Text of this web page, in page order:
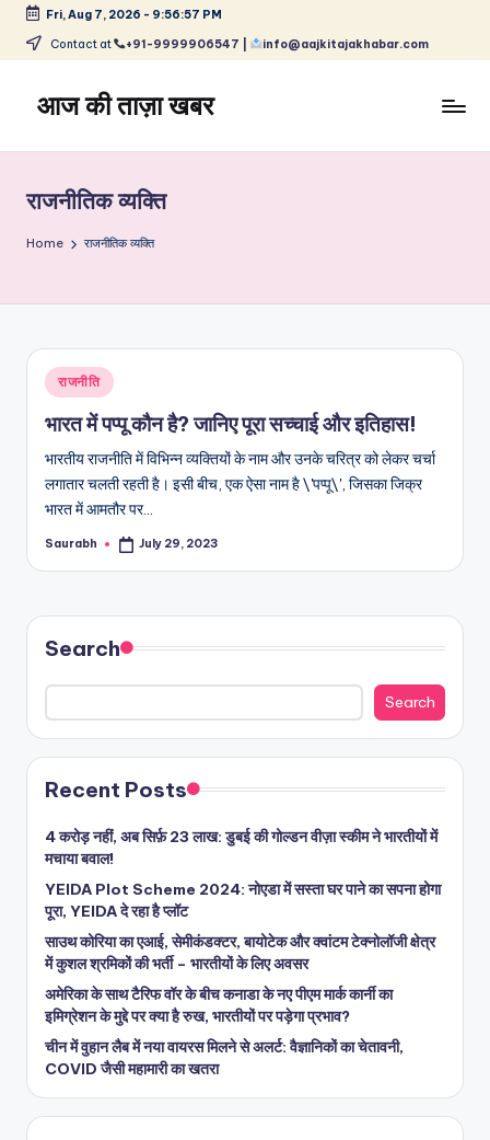
Skip
content
Fri, Aug 7, 2026 - 9:56:57 PM
Contact at +91-9999906547 | info@aajkitajakhabar.com
आज की ताज़ा खबर
ताज़ा
समाचार
–
और
विश्व
राजनीतिक व्यक्ति
Home राजनीतिक व्यक्ति
Posted
in
राजनीति
भारत में पप्पू कौन है? जानिए पूरा सच्चाई और इतिहास!
भारतीय राजनीति में विभिन्न व्यक्तियों के नाम और उनके चरित्र को लेकर चर्चा
लगातार चलती रहती है। इसी बीच, एक ऐसा नाम है \'पप्पू\', जिसका जिक्र
भारत में आमतौर पर…
Posted
Saurabh July 29, 2023
Search
Search
Recent Posts
4 करोड़ नहीं, अब सिर्फ़ 23 लाख: डुबई की गोल्डन वीज़ा स्कीम ने भारतीयों में
मचाया बवाल!
YEIDA Plot Scheme 2024: नोएडा में सस्ता घर पाने का सपना होगा
पूरा, YEIDA दे रहा है प्लॉट
साउथ कोरिया का एआई, सेमीकंडक्टर, बायोटेक और क्वांटम टेक्नोलॉजी क्षेत्र
में कुशल श्रमिकों की भर्ती – भारतीयों के लिए अवसर
अमेरिका के साथ टैरिफ वॉर के बीच कनाडा के नए पीएम मार्क कार्नी का
इमिग्रेशन के मुद्दे पर क्या है रुख, भारतीयों पर पड़ेगा प्रभाव?
चीन में वुहान लैब में नया वायरस मिलने से अलर्ट: वैज्ञानिकों का चेतावनी,
COVID जैसी महामारी का खतरा